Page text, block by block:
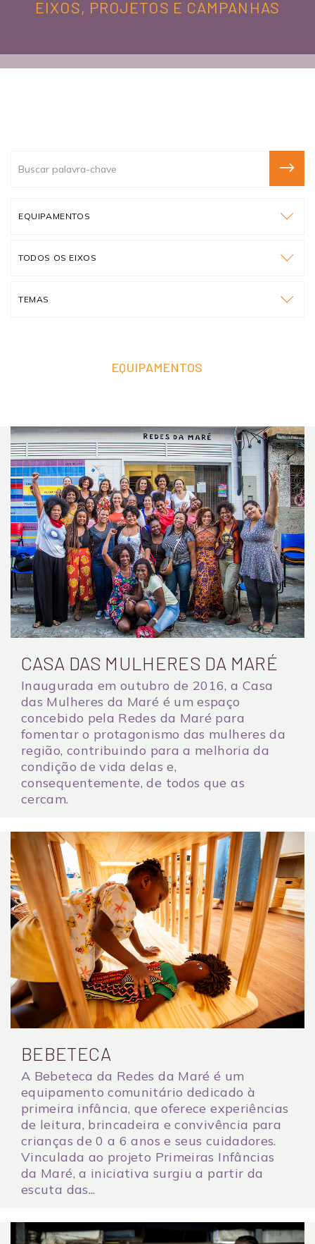
EIXOS, PROJETOS E CAMPANHAS
EQUIPAMENTOS
TODOS OS EIXOS
TEMAS
EQUIPAMENTOS
CASA DAS MULHERES DA MARÉ
Inaugurada em outubro de 2016, a Casa
das Mulheres da Maré é um espaço
concebido pela Redes da Maré para
fomentar o protagonismo das mulheres da
região, contribuindo para a melhoria da
condição de vida delas e,
consequentemente, de todos que as
cercam.
BEBETECA
A Bebeteca da Redes da Maré é um
equipamento comunitário dedicado à
primeira infância, que oferece experiências
de leitura, brincadeira e convivência para
crianças de 0 a 6 anos e seus cuidadores.
Vinculada ao projeto Primeiras Infâncias
da Maré, a iniciativa surgiu a partir da
escuta das...